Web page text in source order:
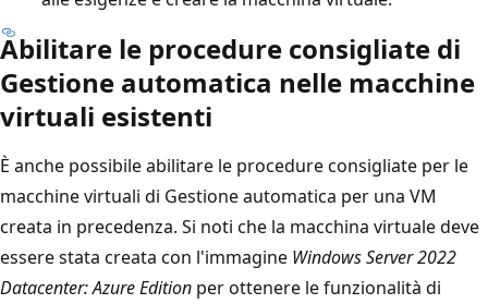
Abilitare le procedure consigliate di
Gestione automatica nelle macchine
virtuali esistenti
È anche possibile abilitare le procedure consigliate per le
macchine virtuali di Gestione automatica per una VM
creata in precedenza. Si noti che la macchina virtuale deve
essere stata creata con l'immagine Windows Server 2022
Datacenter: Azure Edition per ottenere le funzionalità di